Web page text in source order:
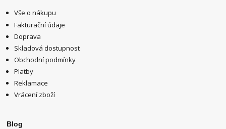
Vše o nákupu
Fakturační údaje
Doprava
Skladová dostupnost
Obchodní podmínky
Platby
Reklamace
Vrácení zboží
Blog